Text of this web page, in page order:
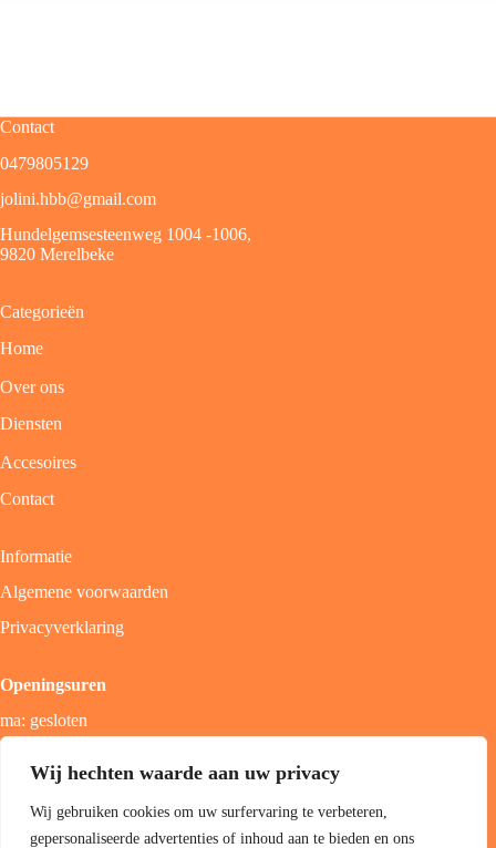
Wij hechten waarde aan uw privacy
Wij gebruiken cookies om uw surfervaring te verbeteren,
gepersonaliseerde advertenties of inhoud aan te bieden en ons
Contact
0479805129
jolini.hbb@gmail.com
Hundelgemsesteenweg 1004 -1006,
9820 Merelbeke
Categorieën
Home
Over ons
Diensten
Accesoires
Contact
Informatie
Algemene voorwaarden
Privacyverklaring
Openingsuren
ma: gesloten
zon; gesloten